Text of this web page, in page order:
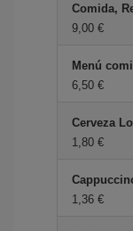
Comida,
9,00 €
Menú
6,50 €
Cerveza
1,80 €
1,36 €